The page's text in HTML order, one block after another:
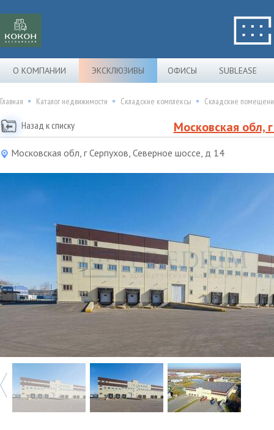
О КОМПАНИИ ЭКСКЛЮЗИВЫ ОФИСЫ SUBLEASE
Главная Каталог недвижимости Складские комплексы Складские
Назад к списку Московская обл,
Московская обл, г Серпухов, Северное шоссе, д 14